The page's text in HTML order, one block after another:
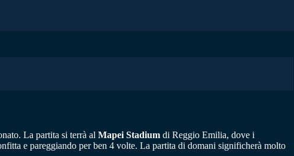
La partita si terrà al Mapei Stadium di Reggio Emilia, dove i
e pareggiando per ben 4 volte. La partita di domani significherà molto